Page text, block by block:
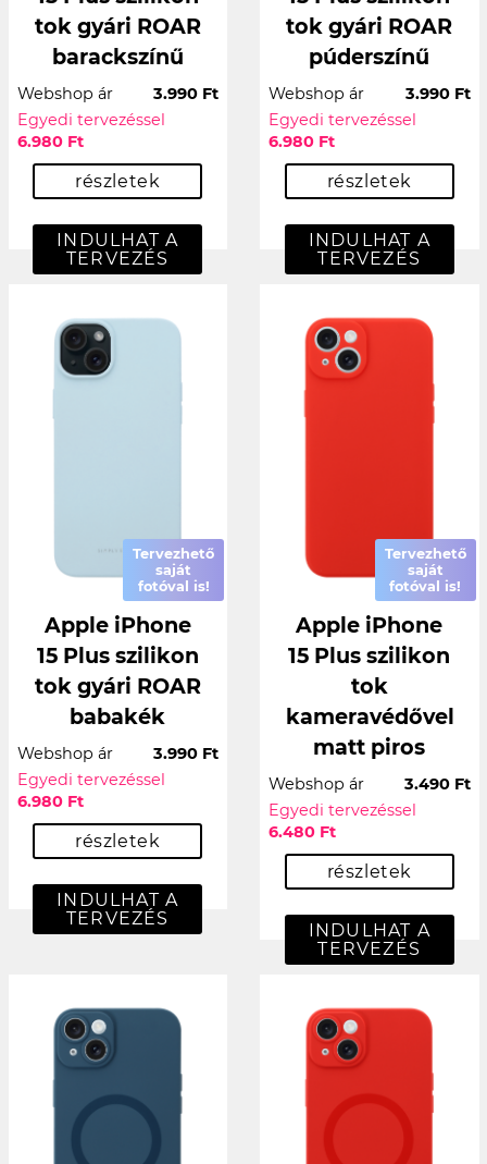
tok gyári ROAR
barackszínű
Webshop ár
3.990 Ft
Egyedi tervezéssel
6.980 Ft
részletek
INDULHAT A
TERVEZÉS
tok gyári ROAR
púderszínű
Webshop ár
3.990 Ft
Egyedi tervezéssel
6.980 Ft
részletek
INDULHAT A
TERVEZÉS
Tervezhető
saját
fotóval is!
Apple iPhone
15 Plus szilikon
tok gyári ROAR
babakék
Webshop ár
3.990 Ft
Egyedi tervezéssel
6.980 Ft
részletek
INDULHAT A
TERVEZÉS
Tervezhető
saját
fotóval is!
Apple iPhone
15 Plus szilikon
tok
kameravédővel
matt piros
Webshop ár
3.490 Ft
Egyedi tervezéssel
6.480 Ft
részletek
INDULHAT A
TERVEZÉS